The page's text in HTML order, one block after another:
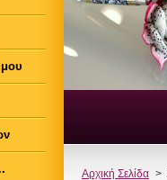
Αρχική Σελίδα >